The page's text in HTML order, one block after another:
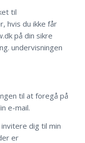
til
hvis du ikke får
på din sikre
undervisningen
til at foregå på
e-mail.
dig til min
er